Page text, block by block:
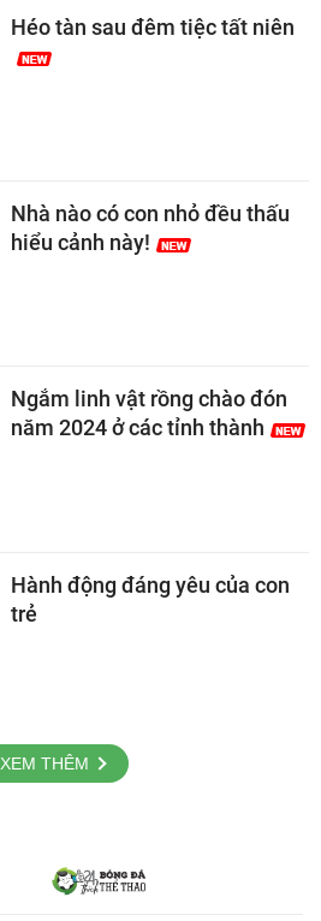
Héo tàn sau đêm tiệc tất niên
Nhà nào có con nhỏ đều thấu
hiểu cảnh này!
Ngắm linh vật rồng chào đón
năm 2024 ở các tỉnh thành
Hành động đáng yêu của con
trẻ
XEM THÊM